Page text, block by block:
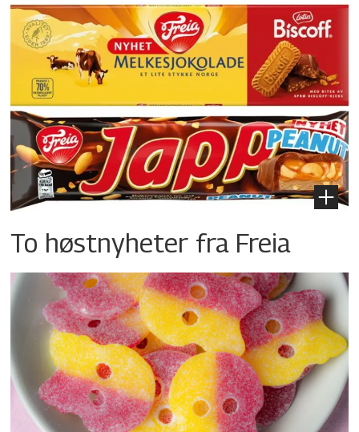
To høstnyheter fra Freia